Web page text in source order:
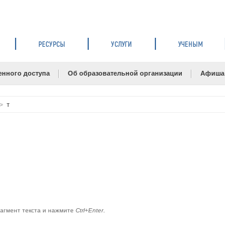
РЕСУРСЫ УСЛУГИ УЧЕНЫМ
доступа Об образовательной организации Афиша
т
текста и нажмите Ctrl+Enter.